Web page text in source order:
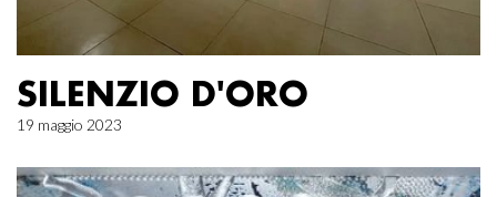
SILENZIO D'ORO
19 maggio 2023